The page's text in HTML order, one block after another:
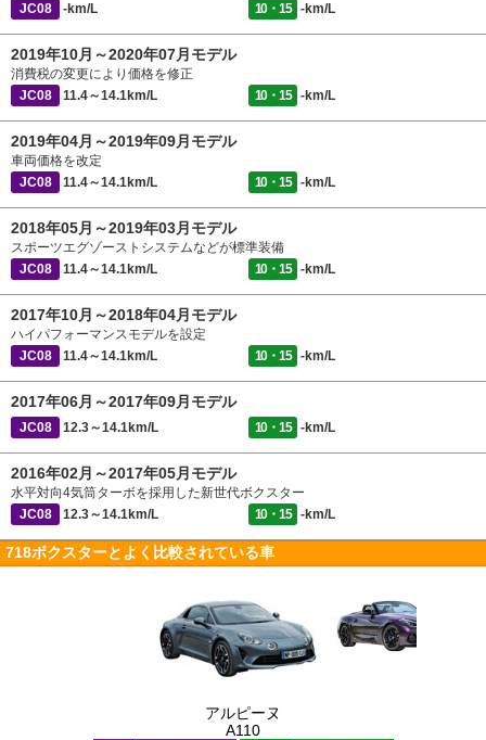
JC08
-km/L 10・15 -km/L
2019年10月～2020年07月モデル
消費税の変更により価格を修正
JC08
11.4～14.1km/L 10・15 -km/L
2019年04月～2019年09月モデル
車両価格を改定
JC08
11.4～14.1km/L 10・15 -km/L
2018年05月～2019年03月モデル
スポーツエグゾーストシステムなどが標準装備
JC08
11.4～14.1km/L 10・15 -km/L
2017年10月～2018年04月モデル
ハイパフォーマンスモデルを設定
JC08
11.4～14.1km/L 10・15 -km/L
2017年06月～2017年09月モデル
JC08 12.3～14.1km/L 10・15 -km/L
2016年02月～2017年05月モデル
水平対向4気筒ターボを採用した新世代ボクスター
JC08
12.3～14.1km/L 10・15 -km/L
718ボクスターとよく比較されている車
アルピーヌ
A110